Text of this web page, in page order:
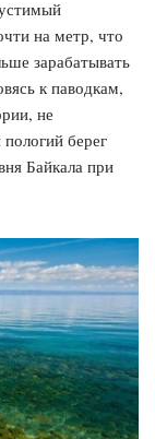
на метр, что
зарабатывать
к паводкам,
не
берег
Байкала при